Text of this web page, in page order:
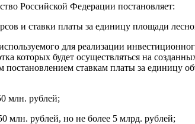
Российской Федерации постановляет:
и ставки платы за единицу площади
для реализации
которых будет осуществляться на
ставкам платы за единицу
млн. рублей;
млн. рублей, но не более 5 млрд. рублей;